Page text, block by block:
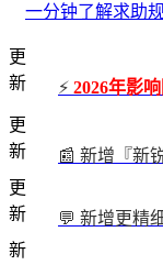
一分钟了解求助
更
新
⚡ 2026年影
更
新
📰 新增『新
更
新
💬 新增更精
新